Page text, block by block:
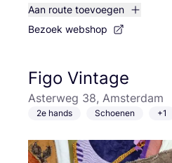
Aan route toevoegen
Bezoek webshop
Figo Vintage
Asterweg 38, Amsterdam
2e hands Schoenen +1